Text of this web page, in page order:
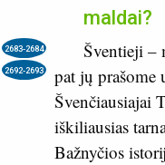
maldai?
2683-2684
2692-2693
Šventieji –
pat jų prašome
Švenčiausiajai
iškiliausias
Bažnyčios